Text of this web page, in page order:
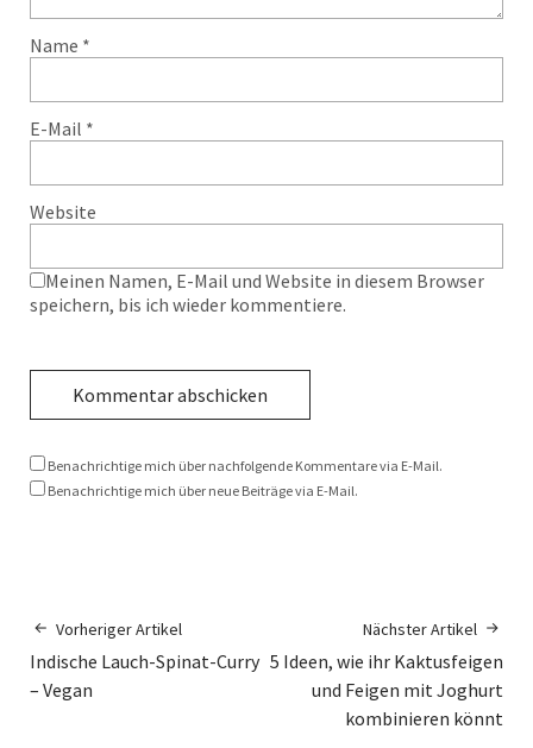
Name *
E-Mail *
Website
Meinen Namen, E-Mail und Website in diesem Browser
speichern, bis ich wieder kommentiere.
Benachrichtige mich über nachfolgende Kommentare via E-Mail.
Benachrichtige mich über neue Beiträge via E-Mail.
Vorheriger Artikel
Indische Lauch-Spinat-Curry
– Vegan
Nächster Artikel
5 Ideen, wie ihr Kaktusfeigen
und Feigen mit Joghurt
kombinieren könnt